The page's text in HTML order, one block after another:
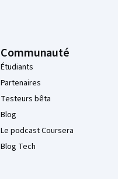
Communauté
Étudiants
Partenaires
Testeurs bêta
Blog
Le podcast Coursera
Blog Tech